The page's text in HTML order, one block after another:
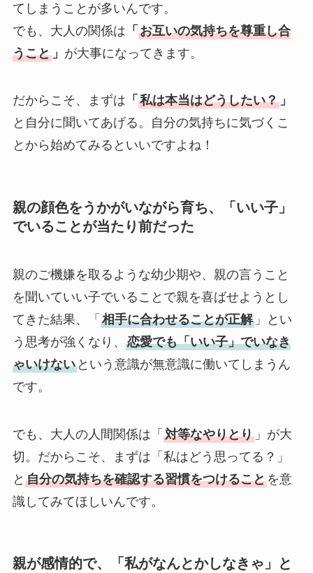
てしまうことが多いんです。
でも、大人の関係は 「 お互いの気持ちを尊重し合
うこと」 が大事になってきます。
だからこそ、まずは 「 私は本当はどうしたい？」
と自分に聞いてあげる。自分の気持ちに気づくこ
とから始めてみるといいですよね！
親の顔色をうかがいながら育ち、「いい子」
でいることが当たり前だった
親のご機嫌を取るような幼少期や、親の言うこと
を聞いていい子でいることで親を喜ばせようとし
てきた結果、「 相手に合わせることが正解」とい
う思考が強くなり、 恋愛でも「いい子」でいなき
ゃいけないという意識が無意識に働いてしまうん
です。
でも、大人の人間関係は「 対等なやりとり」が大
切。だからこそ、まずは「私はどう思ってる？」
と 自分の気持ちを確認する習慣をつけることを意
識してみてほしいんです。
親が感情的で、「私がなんとかしなきゃ」と